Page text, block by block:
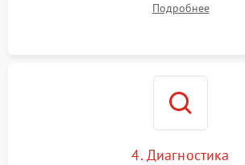
Подробнее
4. Диагностика